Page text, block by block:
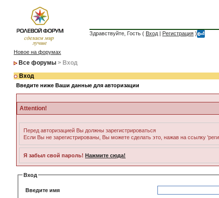
Здравствуйте, Гость ( Вход | Регистрация )
Новое на форумах
Все форумы > Вход
Вход
Введите ниже Ваши данные для авторизации
Attention!
Перед авторизацией Вы должны зарегистрироваться
Если Вы не зарегистрированы, Вы можете сделать это, нажав на ссылку
Я забыл свой пароль! Нажмите сюда!
Вход
Введите имя